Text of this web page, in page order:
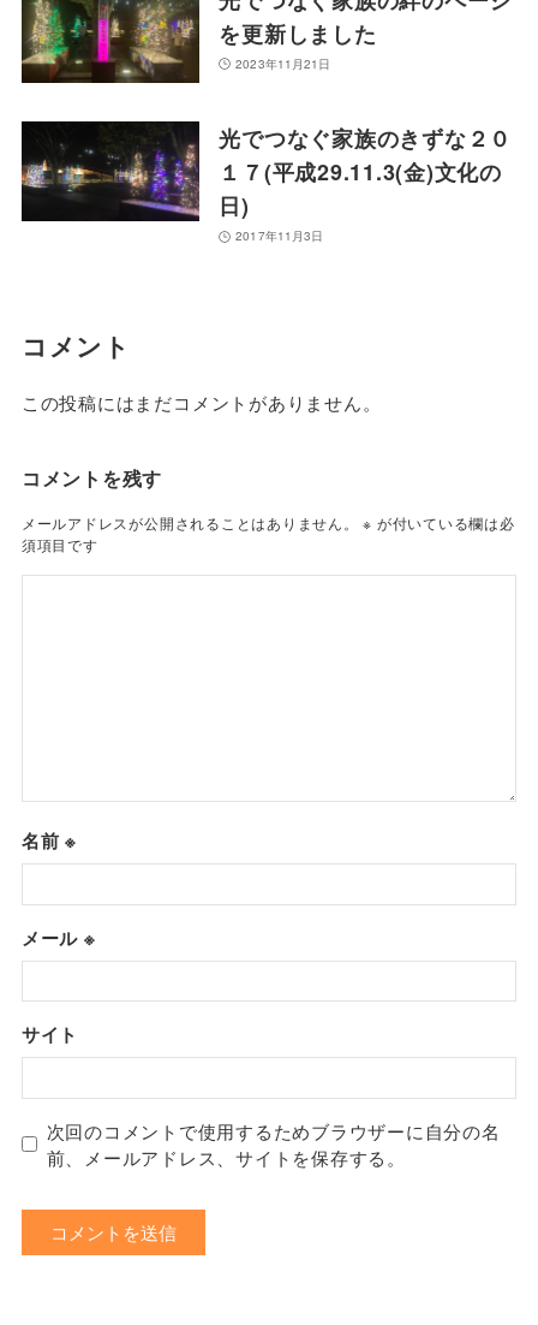
を更新しました
2023年11月21日
光でつなぐ家族のきずな２０
１７(平成29.11.3(金)文化の
日)
2017年11月3日
コメント
この投稿にはまだコメントがありません。
コメントを残す
メールアドレスが公開されることはありません。 ※ が付いている欄は必
須項目です
名前※
メール ※
サイト
次回のコメントで使用するためブラウザーに自分の名
前、メールアドレス、サイトを保存する。